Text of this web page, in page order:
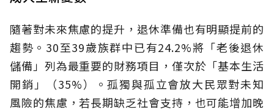
隨著對未來焦慮的提升，退休準備也有明顯提前的
趨勢。30至39歲族群中已有24.2%將「老後退休
儲備」列為最重要的財務項目，僅次於「基本生活
開銷」（35%）。孤獨與孤立會放大民眾對未知
風險的焦慮，若長期缺乏社會支持，也可能增加晚